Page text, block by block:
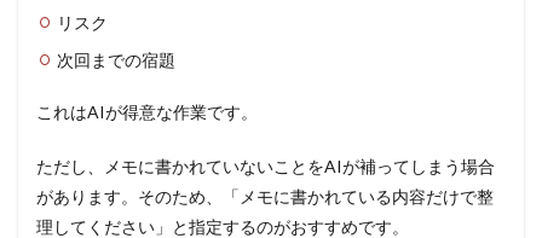
リスク
次回までの宿題
これはAIが得意な作業です。
ただし、メモに書かれていないことをAIが補ってしまう場合
があります。そのため、「メモに書かれている内容だけで整
理してください」と指定するのがおすすめです。